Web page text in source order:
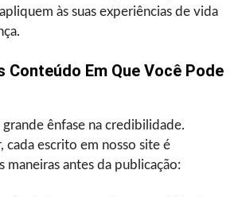
às suas experiências de vida
Conteúdo Em Que Você Pode
ênfase na credibilidade.
cada escrito em nosso site é
maneiras antes da publicação: